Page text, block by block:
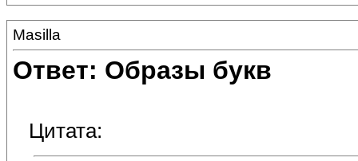
Masilla
Ответ: Образы букв
Цитата: